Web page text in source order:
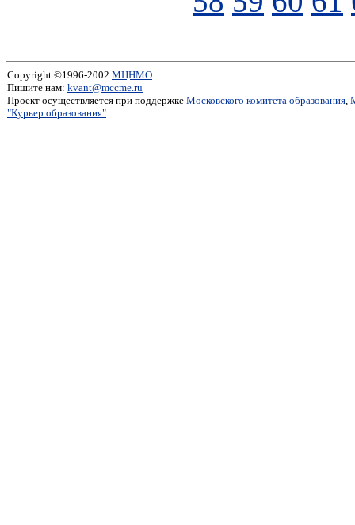
Copyright ©1996-2002 МЦНМО
Пишите нам: kvant@mccme.ru
Проект осуществляется при поддержке Московского комитета образования,
"Курьер образования"